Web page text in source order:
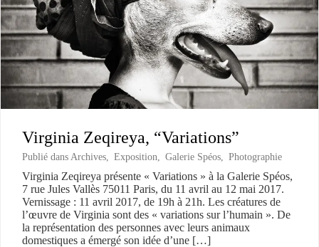
Virginia Zeqireya, “Variations”
Publié dans Archives Exposition Galerie Spéos Photographie
Virginia Zeqireya présente « Variations » à la Galerie Spéos,
7 rue Jules Vallès 75011 Paris, du 11 avril au 12 mai 2017.
Vernissage : 11 avril 2017, de 19h à 21h. Les créatures de
l’œuvre de Virginia sont des « variations sur l’humain ». De
la représentation des personnes avec leurs animaux
domestiques a émergé son idée d’une […]